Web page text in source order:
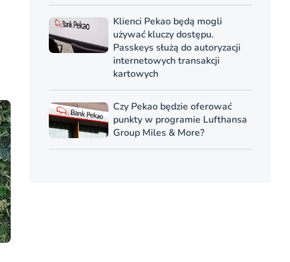
Klienci Pekao będą mogli
używać kluczy dostępu.
Passkeys służą do autoryzacji
internetowych transakcji
kartowych
Czy Pekao będzie oferować
punkty w programie Lufthansa
Group Miles & More?